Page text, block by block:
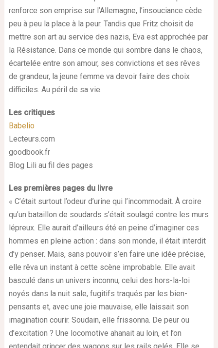
renforce son emprise sur l’Allemagne, l’insouciance cède
peu à peu la place à la peur. Tandis que Fritz choisit de
mettre son art au service des nazis, Eva est approchée par
la Résistance. Dans ce monde qui sombre dans le chaos,
écartelée entre son amour, ses convictions et ses rêves
de grandeur, la jeune femme va devoir faire des choix
difficiles. Au péril de sa vie.
Les critiques
Babelio
Lecteurs.com
goodbook.fr
Blog Lili au fil des pages
Les premières pages du livre
« C’était surtout l’odeur d’urine qui l’incommodait. À croire
qu’un bataillon de soudards s’était soulagé contre les murs
lépreux. Elle aurait d’ailleurs été en peine d’imaginer ces
hommes en pleine action : dans son monde, il était interdit
d’y penser. Mais, sans pouvoir s’en faire une idée précise,
elle rêva un instant à cette scène improbable. Elle avait
basculé dans un univers inconnu, celui des hors-la-loi
noyés dans la nuit sale, fugitifs traqués par les bien-
pensants et, avec une joie mauvaise, elle laissait son
imagination courir. Soudain, elle frissonna. De peur ou
d’excitation ? Une locomotive ahanait au loin, et l’on